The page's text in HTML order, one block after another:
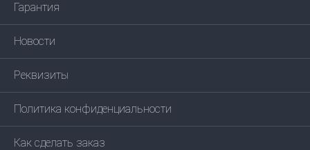
Гарантия
Новости
Реквизиты
Политика конфиденциальности
Как сделать заказ